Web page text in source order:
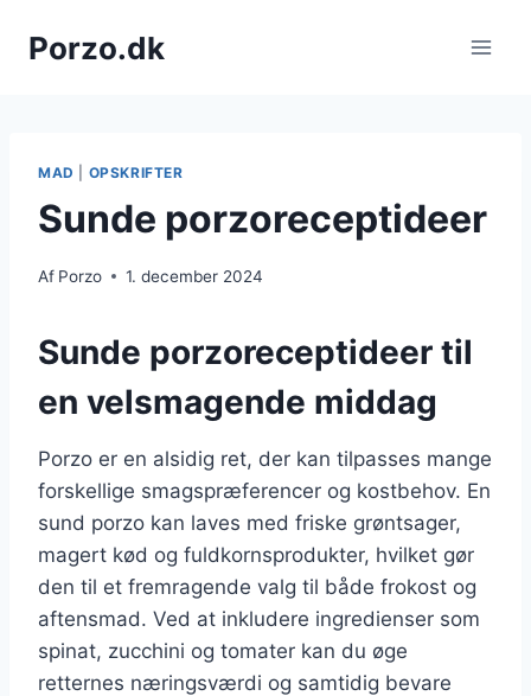
Porzo.dk
MAD OPSKRIFTER
Sunde porzoreceptideer
Af Porzo 1. december 2024
Sunde porzoreceptideer til
en velsmagende middag
Porzo er en alsidig ret, der kan tilpasses mange
forskellige smagspræferencer og kostbehov. En
sund porzo kan laves med friske grøntsager,
magert kød og fuldkornsprodukter, hvilket gør
den til et fremragende valg til både frokost og
aftensmad. Ved at inkludere ingredienser som
spinat, zucchini og tomater kan du øge
retternes næringsværdi og samtidig bevare